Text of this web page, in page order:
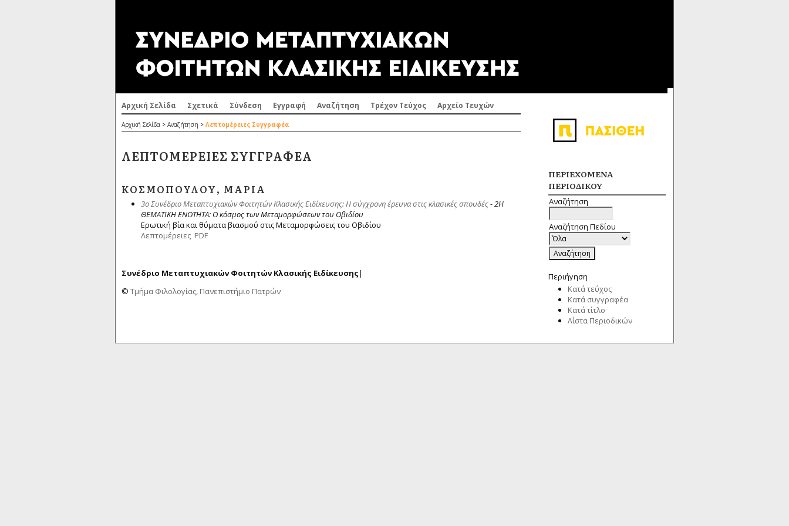
ΠΕΡΙΕΧΌΜΕΝΑ
ΠΕΡΙΟΔΙΚΟΎ
Αναζήτηση
Αναζήτηση Πεδίου
Περιήγηση
Κατά τεύχος
Κατά συγγραφέα
Κατά τίτλο
Λίστα Περιοδικών
Αρχική Σελίδα Σχετικά Σύνδεση Εγγραφή Αναζήτηση Τρέχον Τεύχος Αρχείο Τευχών
Αρχική Σελίδα > Αναζήτηση > Λεπτομέρειες Συγγραφέα
ΛΕΠΤΟΜΈΡΕΙΕΣ ΣΥΓΓΡΑΦΈΑ
ΚΟΣΜΟΠΟΎΛΟΥ, ΜΑΡΊΑ
3ο Συνέδριο Μεταπτυχιακών Φοιτητών Κλασικής Ειδίκευσης: Η σύγχρονη έρευνα στις κλασικές σπουδές- 2Η
ΘΕΜΑΤΙΚΗ ΕΝΟΤΗΤΑ: Ο κόσμος των Μεταμορφώσεων του Οβιδίου
Ερωτική βία και θύματα βιασμού στις Μεταμορφώσεις του Οβιδίου
Λεπτομέρειες PDF
Συνέδριο Μεταπτυχιακών Φοιτητών Κλασικής Ειδίκευσης|
© Τμήμα Φιλολογίας, Πανεπιστήμιο Πατρών